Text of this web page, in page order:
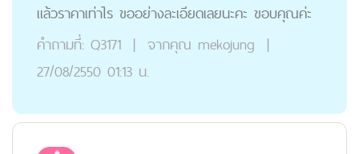
แล้วราคาเท่าไร ขออย่างละเอียดเลยนะคะ ขอบคุณค่ะ
คำถามที่: Q3171 | จากคุณ mekojung |
27/08/2550 01:13 น.